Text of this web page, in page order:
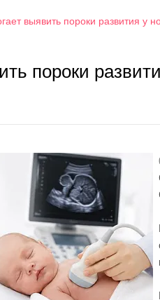
выявить пороки развития у
пороки